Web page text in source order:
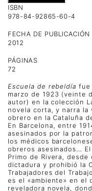
ISBN
978-84-92865-60-4
FECHA DE PUBLICACIÓN
2012
PÁGINAS
72
Escuela de rebeldía fue
marzo de 1923 (veinte
autor) en la colección
novela corta, y narra la
obrero en la Cataluña
En Barcelona, entre
asesinados por la
los médicos
obreros asesinados…
Primo de Rivera,
dictadura y prohibió la
Trabajadores del
es el «ambiente» en el
reveladora novela,